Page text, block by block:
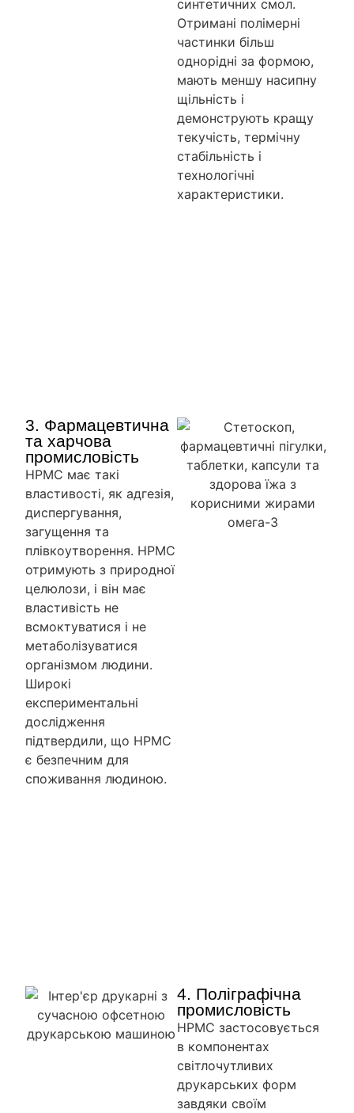
синтетичних смол.
Отримані полімерні
частинки більш
однорідні за формою,
мають меншу насипну
щільність і
демонструють кращу
текучість, термічну
стабільність і
технологічні
характеристики.
3. Фармацевтична
та харчова
промисловість
HPMC має такі
властивості, як адгезія,
диспергування,
загущення та
плівкоутворення. HPMC
отримують з природної
целюлози, і він має
властивість не
всмоктуватися і не
метаболізуватися
організмом людини.
Широкі
експериментальні
дослідження
підтвердили, що HPMC
є безпечним для
споживання людиною.
4. Поліграфічна
промисловість
HPMC застосовується
в компонентах
світлочутливих
друкарських форм
завдяки своїм